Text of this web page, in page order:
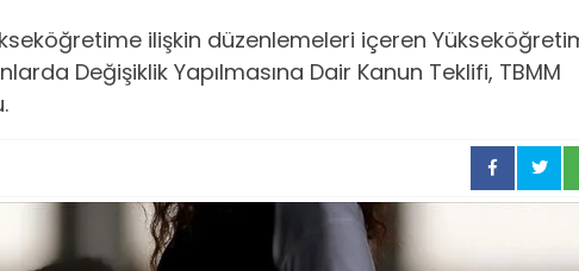
ilişkin düzenlemeleri içeren
Değişiklik Yapılmasına Dair Kanun Teklifi, TBMM